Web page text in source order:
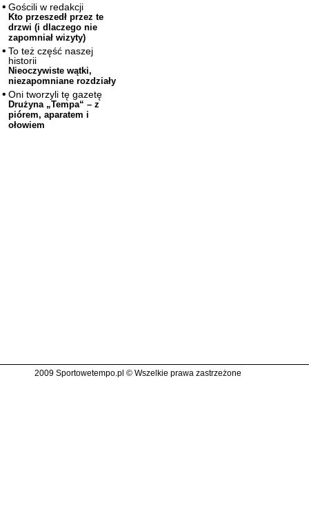
Gościli w redakcji
Kto przeszedł przez te
drzwi (i dlaczego nie
zapomniał wizyty)
To też część naszej
historii
Nieoczywiste wątki,
niezapomniane rozdziały
Oni tworzyli tę gazetę
Drużyna „Tempa“ – z
piórem, aparatem i
ołowiem
2009 Sportowetempo.pl © Wszelkie prawa zastrzeżone